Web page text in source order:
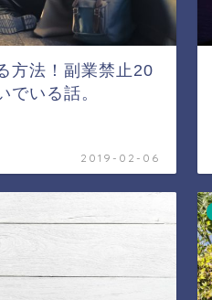
方法！副業禁止20
でいる話。
2019-02-06